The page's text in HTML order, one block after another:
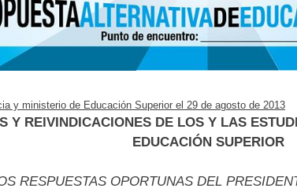
y ministerio de Educación Superior el 29 de agosto de 2013
Y REIVINDICACIONESDE LOS Y LAS
EDUCACIÓN SUPERIOR
RESPUESTAS OPORTUNAS DEL